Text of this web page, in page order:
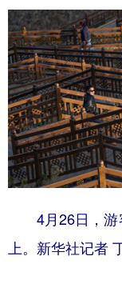
4月26日，游
上。新华社记者